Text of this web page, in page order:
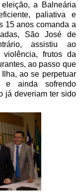
a Balneária
paliativa e
15 anos comanda a
São José de
assistiu ao
frutos da
ao passo que
ao se perpetuar
e ainda sofrendo
já deveriam ter sido